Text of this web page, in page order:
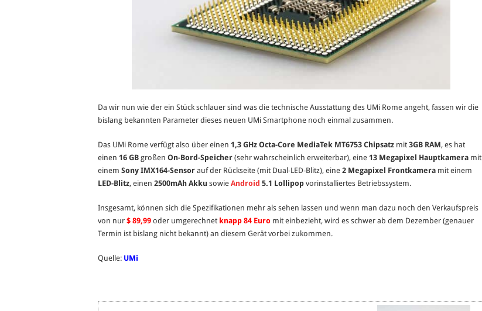
Da wir nun wie der ein Stück schlauer sind was die technische Ausstattung des UMi Rome angeht, fassen wir die
bislang bekannten Parameter dieses neuen UMi Smartphone noch einmal zusammen.
Das UMi Rome verfügt also über einen 1,3 GHz Octa-Core MediaTek MT6753 Chipsatz mit 3GB RAM, es hat
einen 16 GB großen On-Bord-Speicher (sehr wahrscheinlich erweiterbar), eine 13 Megapixel Hauptkamera mit
einem Sony IMX164-Sensor auf der Rückseite (mit Dual-LED-Blitz), eine 2 Megapixel Frontkamera mit einem
LED-Blitz, einen 2500mAh Akku sowie Android 5.1 Lollipop vorinstalliertes Betriebssystem.
Insgesamt, können sich die Spezifikationen mehr als sehen lassen und wenn man dazu noch den Verkaufspreis
von nur $ 89,99 oder umgerechnet knapp 84 Euro mit einbezieht, wird es schwer ab dem Dezember (genauer
Termin ist bislang nicht bekannt) an diesem Gerät vorbei zukommen.
Quelle: UMi